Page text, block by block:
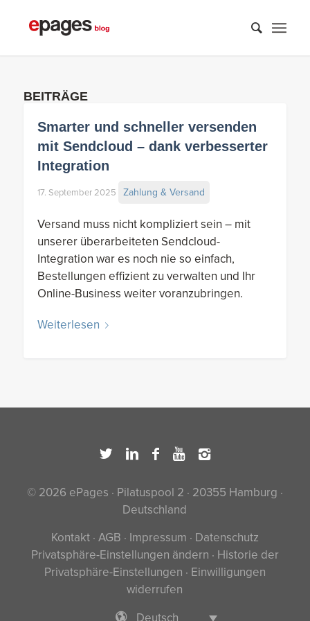
BEITRÄGE
Smarter und schneller versenden
mit Sendcloud – dank verbesserter
Integration
17. September 2025 Zahlung & Versand
Versand muss nicht kompliziert sein – mit
unserer überarbeiteten Sendcloud-
Integration war es noch nie so einfach,
Bestellungen effizient zu verwalten und Ihr
Online-Business weiter voranzubringen.
Weiterlesen
© 2026 ePages · Pilatuspool 2 · 20355 Hamburg ·
Deutschland
Kontakt· AGB · Impressum · Datenschutz
Privatsphäre-Einstellungen ändern · Historie der
Privatsphäre-Einstellungen · Einwilligungen
widerrufen